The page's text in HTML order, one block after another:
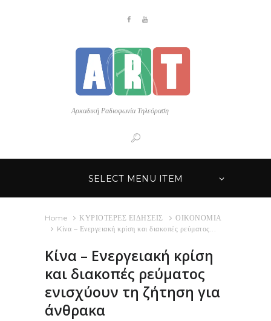
Αρκαδική Ραδιοφωνία Τηλεόραση
SELECT MENU ITEM
Home ΚΥΡΙΟΤΕΡΕΣ ΕΙΔΗΣΕΙΣ
ΟΙΚΟΝΟΜΙΑ
Kίνα – Ενεργειακή κρίση και διακοπές ρεύματος...
Kίνα – Ενεργειακή κρίση
και διακοπές ρεύματος
ενισχύουν τη ζήτηση για
άνθρακα